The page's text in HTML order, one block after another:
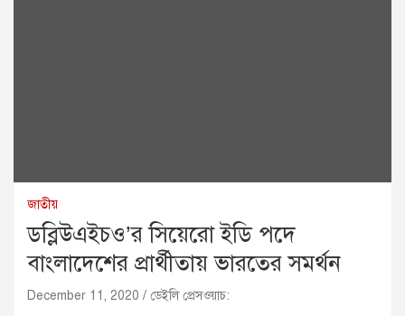
জাতীয়
ডব্লিউএইচও’র সিয়েরো ইডি পদে
বাংলাদেশের প্রার্থীতায় ভারতের সমর্থন
December 11, 2020 ডেইলি প্রেসওয়াচ: